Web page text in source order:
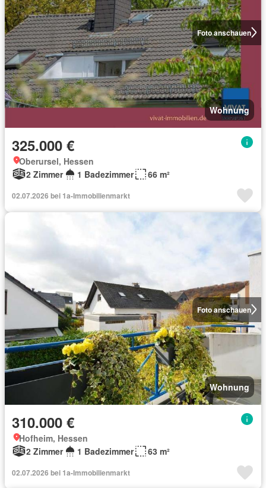
Foto anschauen
Wohnung
325.000 €
Oberursel, Hessen
2 Zimmer
1 Badezimmer 66 m²
02.07.2026 bei 1a-Immobilienmarkt
Foto anschauen
Wohnung
310.000 €
Hofheim, Hessen
2 Zimmer
1 Badezimmer 63 m²
02.07.2026 bei 1a-Immobilienmarkt